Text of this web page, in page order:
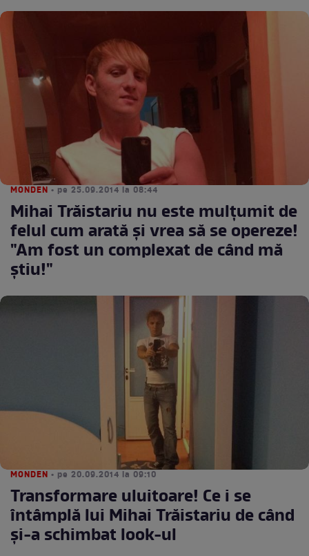
MONDEN • pe 25.09.2014 la 08:44
Mihai Trăistariu nu este mulţumit de
felul cum arată şi vrea să se opereze!
"Am fost un complexat de când mă
știu!"
MONDEN • pe 20.09.2014 la 09:10
Transformare uluitoare! Ce i se
întâmplă lui Mihai Trăistariu de când
şi-a schimbat look-ul